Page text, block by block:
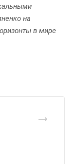
на
в мире